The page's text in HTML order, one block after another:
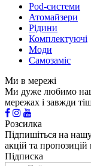
Pod-системи
Атомайзери
Рідини
Комплектуючі
Моди
Самозаміс
Ми в мережі
Ми дуже любимо
мережах і завжди
Розсилка
Підпишіться на
акцій та пропозицій
Підписка